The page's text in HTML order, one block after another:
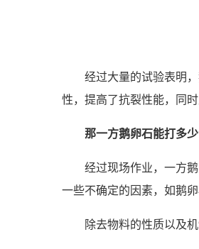
经过大量的试验表明，
性，提高了抗裂性能，同
那一方鹅卵石能打多少
经过现场作业，一方鹅
一些不确定的因素，如鹅
除去物料的性质以及机